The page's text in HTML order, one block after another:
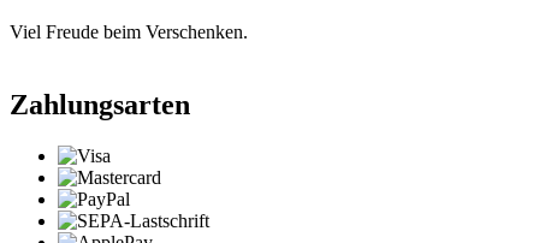
Viel Freude beim Verschenken.
Zahlungsarten